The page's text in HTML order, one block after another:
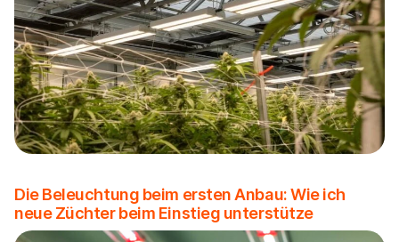
Die Beleuchtung beim ersten Anbau: Wie ich
neue Züchter beim Einstieg unterstütze